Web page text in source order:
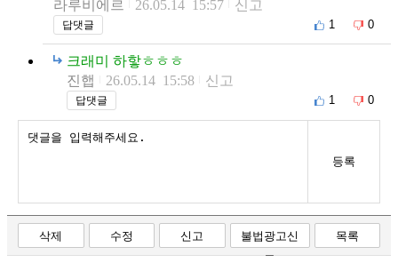
라루비에르
26.05.14 15:57 신고
답댓글 1 0
크래미 하핳ㅎㅎㅎ
진햅
26.05.14 15:58 신고
답댓글 1 0
등록
삭제 수정 신고
불법광고신
고
목록